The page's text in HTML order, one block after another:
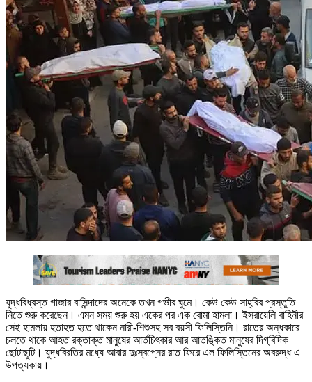
যুদ্ধবিধ্বস্ত গাজার বাসিন্দাদের অনেকে তখন গভীর ঘুমে। কেউ কেউ সাহ্‌রির প্রস্তুতি
নিতে শুরু করেছেন। এমন সময় শুরু হয় একের পর এক বোমা হামলা। ইসরায়েলি বাহিনীর
সেই হামলায় হতাহত হতে থাকেন নারী-শিশুসহ সব বয়সী ফিলিস্তিনি। রাতের অন্ধকারে
চলতে থাকে আহত রক্তাক্ত মানুষের আর্তচিৎকার আর আতঙ্কিত মানুষের দিগ্‌বিদিক
ছোটাছুটি। যুদ্ধবিরতির মধ্যে আবার দুঃস্বপ্নের রাত ফিরে এল ফিলিস্তিনের অবরুদ্ধ এ
উপত্যকায়।